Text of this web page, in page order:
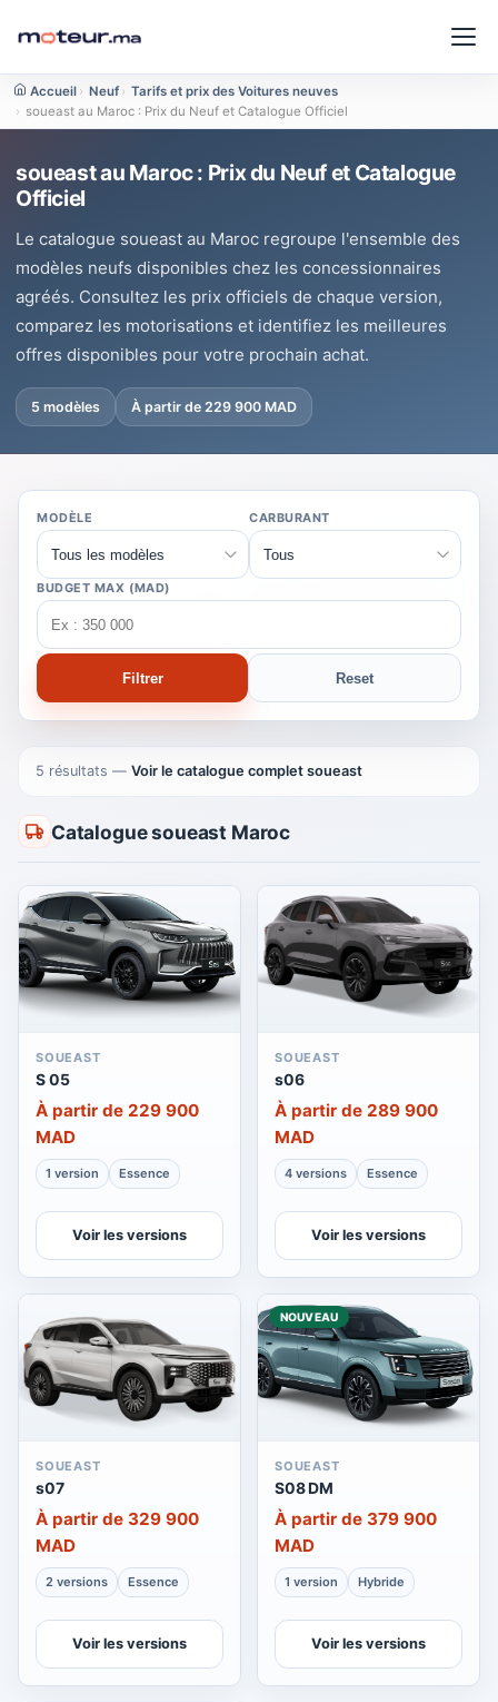
Accueil › Neuf › Tarifs et prix des Voitures neuves
› soueast au Maroc : Prix du Neuf et Catalogue Officiel
soueast au Maroc : Prix du Neuf et Catalogue
Officiel
Le catalogue soueast au Maroc regroupe l'ensemble des
modèles neufs disponibles chez les concessionnaires
agréés. Consultez les prix officiels de chaque version,
comparez les motorisations et identifiez les meilleures
offres disponibles pour votre prochain achat.
5 modèles À partir de 229 900 MAD
MODÈLE CARBURANT
BUDGET MAX (MAD)
Filtrer Reset
5 résultats — Voir le catalogue complet soueast
Catalogue soueast Maroc
SOUEAST
S 05
À partir de 229 900
MAD
1 version Essence
Voir les versions
SOUEAST
s06
À partir de 289 900
MAD
4 versions Essence
Voir les versions
SOUEAST
s07
À partir de 329 900
MAD
2 versions Essence
Voir les versions
NOUVEAU
SOUEAST
S08 DM
À partir de 379 900
MAD
1 version Hybride
Voir les versions